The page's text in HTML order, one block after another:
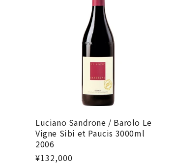
Luciano Sandrone / Barolo Le
Vigne Sibi et Paucis 3000ml
2006
¥132,000